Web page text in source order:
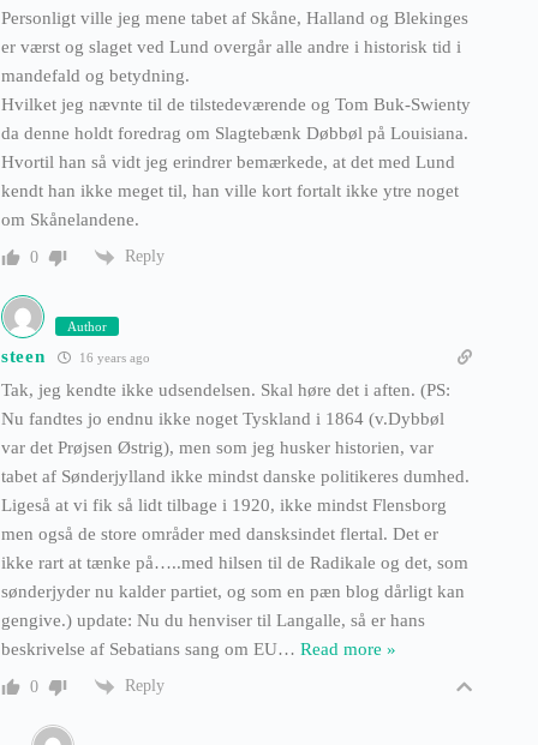
Personligt ville jeg mene tabet af Skåne, Halland og Blekinges
er værst og slaget ved Lund overgår alle andre i historisk tid i
mandefald og betydning.
Hvilket jeg nævnte til de tilstedeværende og Tom Buk-Swienty
da denne holdt foredrag om Slagtebænk Døbbøl på Louisiana.
Hvortil han så vidt jeg erindrer bemærkede, at det med Lund
kendt han ikke meget til, han ville kort fortalt ikke ytre noget
om Skånelandene.
0 Reply
Author
steen 16 years ago
Tak, jeg kendte ikke udsendelsen. Skal høre det i aften. (PS:
Nu fandtes jo endnu ikke noget Tyskland i 1864 (v.Dybbøl
var det Prøjsen Østrig), men som jeg husker historien, var
tabet af Sønderjylland ikke mindst danske politikeres dumhed.
Ligeså at vi fik så lidt tilbage i 1920, ikke mindst Flensborg
men også de store områder med dansksindet flertal. Det er
ikke rart at tænke på…..med hilsen til de Radikale og det, som
sønderjyder nu kalder partiet, og som en pæn blog dårligt kan
gengive.) update: Nu du henviser til Langalle, så er hans
beskrivelse af Sebatians sang om EU… Read more »
0 Reply